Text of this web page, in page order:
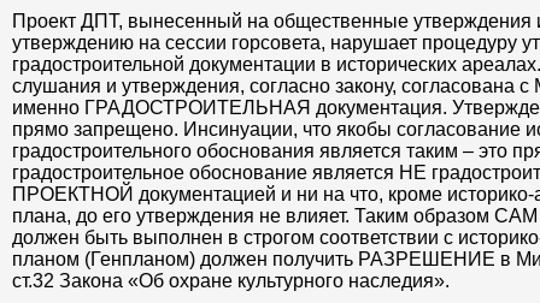
Проект ДПТ, вынесенный на общественные утверждения
утверждению на сессии горсовета, нарушает процедуру
градостроительной документации в исторических
слушания и утверждения, согласно закону, согласована
именно ГРАДОСТРОИТЕЛЬНАЯ документация.
прямо запрещено. Инсинуации, что якобы согласование
градостроительного обоснования является таким – это
градостроительное обоснование является НЕ
ПРОЕКТНОЙ документацией и ни на что, кроме историко-
плана, до его утверждения не влияет. Таким образом
должен быть выполнен в строгом соответствии с
планом (Генпланом) должен получить РАЗРЕШЕНИЕ в
ст.32 Закона «Об охране культурного наследия».